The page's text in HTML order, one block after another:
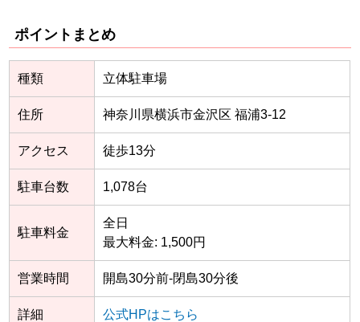
ポイントまとめ
種類 立体駐車場
住所 神奈川県横浜市金沢区 福浦3-12
アクセス 徒歩13分
駐車台数 1,078台
駐車料金
全日
最大料金: 1,500円
営業時間 開島30分前-閉島30分後
詳細 公式HPはこちら